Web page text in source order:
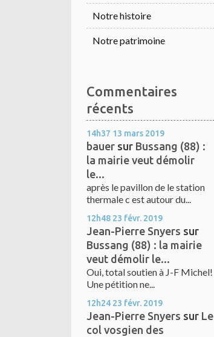
Notre histoire
Notre patrimoine
Commentaires
récents
14h37 13 mars 2019
bauer sur Bussang (88) :
la mairie veut démolir
le...
après le pavillon de le station
thermale c est autour du...
12h48 23 févr. 2019
Jean-Pierre Snyers sur
Bussang (88) : la mairie
veut démolir le...
Oui, total soutien à J-F Michel!
Une pétition ne...
12h24 23 févr. 2019
Jean-Pierre Snyers sur Le
col vosgien des